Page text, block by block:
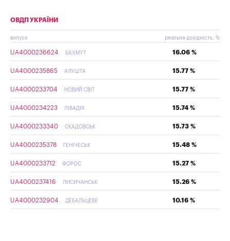
ОВДП УКРАЇНИ
випуск реальна дохідність, %
UA4000236624 БАХМУТ 16.06 %
UA4000235865 АЛУШТА 15.77 %
UA4000233704 НОВИЙ СВІТ 15.77 %
UA4000234223 ЛІВАДІЯ 15.74 %
UA4000233340 СКАДОВСЬК 15.73 %
UA4000235378 ГЕНІЧЕСЬК 15.48 %
UA4000233712 ФОРОС 15.27 %
UA4000237416 ЛИСИЧАНСЬК 15.26 %
UA4000232904 ДЕБАЛЬЦЕВЕ 10.16 %